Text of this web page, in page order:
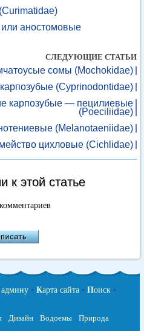
аностомовые
СЛЕДУЮЩИЕ СТАТЬИ
сомы (Mochokidae)
(Cyprinodontidae)
карпозубые — пецилиевые
(Poeciliidae)
(Melanotaeniidae)
цихловые (Cichlidae)
к этой статье
• Карта сайта • Поиск •
Дизайн Водоемы Природа